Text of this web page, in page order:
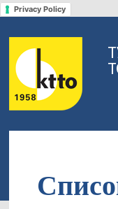
Privacy Policy